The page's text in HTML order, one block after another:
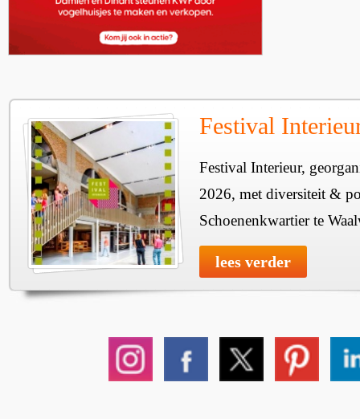
Festival
Festival Interieur,
2026, met diversiteit &
Schoenenkwartier te
lees verder